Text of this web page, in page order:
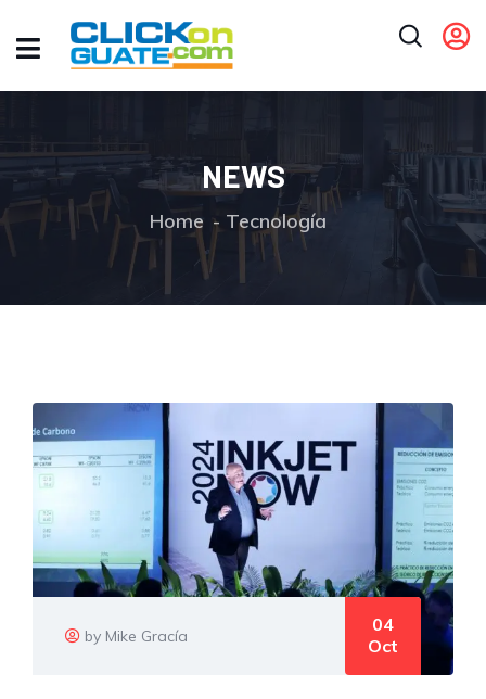
NEWS
Home Tecnología
by Mike Gracía
04
Oct